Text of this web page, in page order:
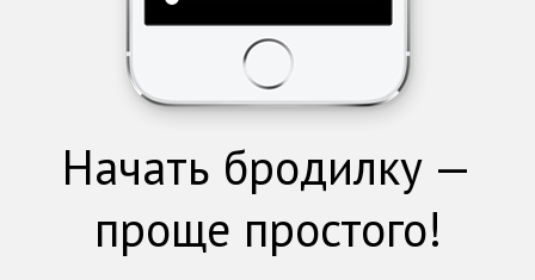
Начать бродилку —
проще простого!